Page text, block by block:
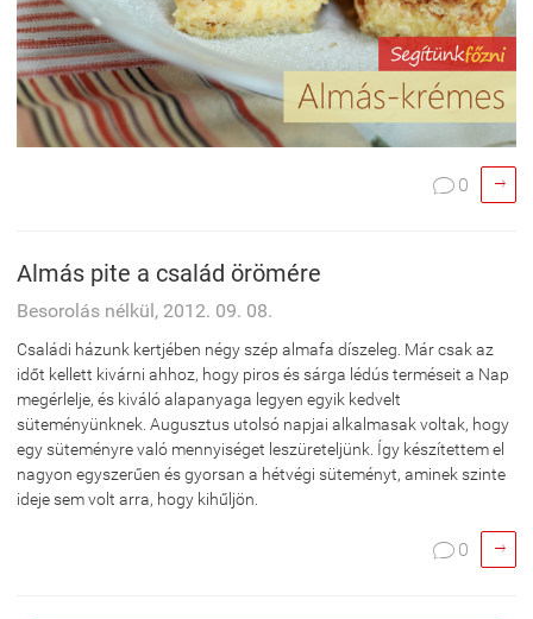
 0 
Almás pite a család örömére
Besorolás nélkül, 2012. 09. 08.
Családi házunk kertjében négy szép almafa díszeleg. Már csak az
időt kellett kivárni ahhoz, hogy piros és sárga lédús terméseit a Nap
megérlelje, és kiváló alapanyaga legyen egyik kedvelt
süteményünknek. Augusztus utolsó napjai alkalmasak voltak, hogy
egy süteményre való mennyiséget leszüreteljünk. Így készítettem el
nagyon egyszerűen és gyorsan a hétvégi süteményt, aminek szinte
ideje sem volt arra, hogy kihűljön.
 0 